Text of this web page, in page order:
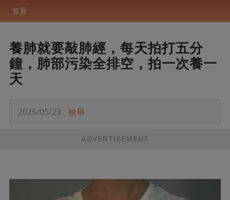
首頁
養肺就要敲肺經，每天拍打五分
鐘，肺部污染全排空，拍一次養一
天
2025/05/23 檢舉
ADVERTISEMENT